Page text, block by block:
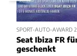
SPORT-AUTO-AWARD
Seat Ibiza FR
geschenkt